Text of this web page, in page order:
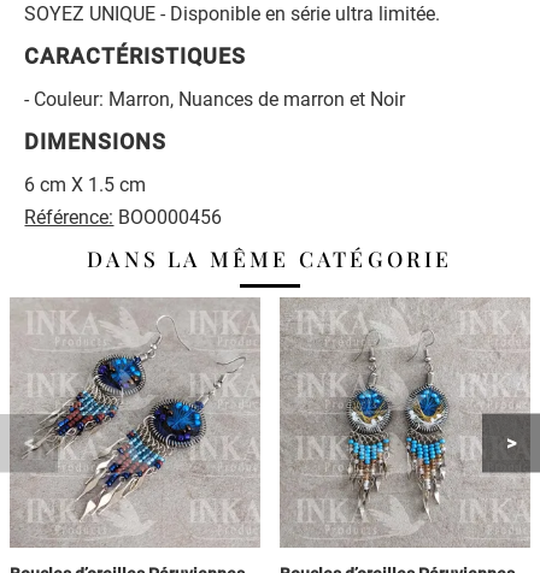
SOYEZ UNIQUE - Disponible en série ultra limitée.
CARACTÉRISTIQUES
- Couleur: Marron, Nuances de marron et Noir
DIMENSIONS
6 cm X 1.5 cm
Référence: BOO000456
DANS LA MÊME CATÉGORIE